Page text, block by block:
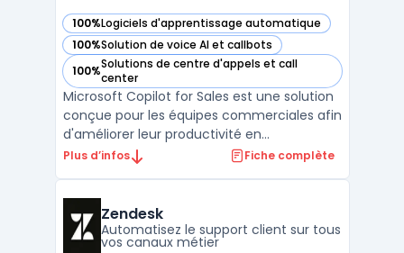
100%Logiciels d'apprentissage automatique
— voir Microsoft Copilot for Sales dans cette catégorie
100%Solution de voice AI et callbots
— voir Microsoft Copilot for Sales dans cette catégorie
100%Solutions de centre d'appels et call
center
— voir Microsoft Copilot for Sales dans cette catégorie
Microsoft Copilot for Sales est une solution
conçue pour les équipes commerciales afin
d'améliorer leur productivité en
automatisant les tâches répétitives et en
l'intelligence artificielle, permet de
centraliser les info ...
Plus d’infos Fiche complète
Zendesk
Automatisez le support client sur tous
vos canaux métier